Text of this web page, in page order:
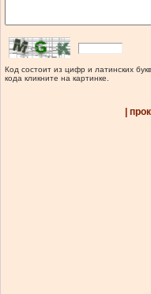
Код состоит из цифр и латинских
кода кликните на картинке.
|